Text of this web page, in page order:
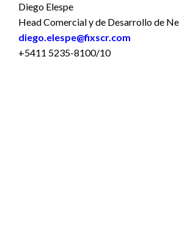
Diego Elespe
Head Comercial y de Desarrollo de
diego.elespe@fixscr.com
+5411 5235-8100/10